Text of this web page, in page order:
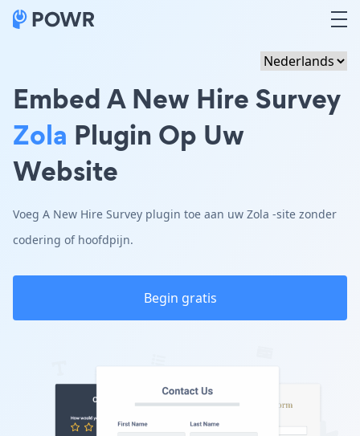
Embed A New Hire Survey
Zola Plugin Op Uw
Website
Voeg A New Hire Survey plugin toe aan uw Zola -site zonder
codering of hoofdpijn.
Begin gratis